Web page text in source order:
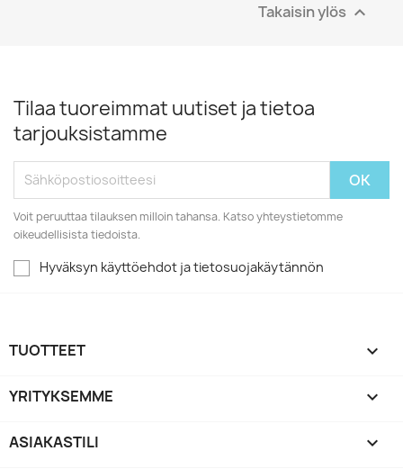
Takaisin ylös 
Tilaa tuoreimmat uutiset ja tietoa
tarjouksistamme
Voit peruuttaa tilauksen milloin tahansa. Katso yhteystietomme
oikeudellisista tiedoista.
Hyväksyn käyttöehdot ja tietosuojakäytännön
TUOTTEET 
YRITYKSEMME 
ASIAKASTILI 